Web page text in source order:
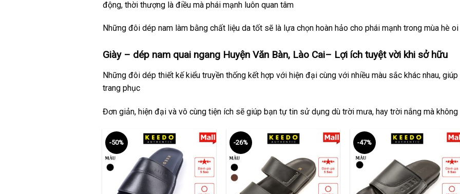
động, thời thượng là điều mà phái mạnh luôn quan tâm
Những đôi dép nam làm bằng chất liệu da tốt sẽ là lựa chọn hoàn hảo cho phái mạnh trong mùa hè
Giày – dép nam quai ngang Huyện Văn Bàn, Lào Cai– Lợi ích tuyệt vời khi sở hữu
Những đôi dép thiết kế kiểu truyền thống kết hợp với hiện đại cùng với nhiều màu sắc khác nhau,
trang phục
Đơn giản, hiện đại và vô cùng tiện ích sẽ giúp bạn tự tin sử dụng dù trời mưa, hay trời nắng mà
-50% -26% -47%